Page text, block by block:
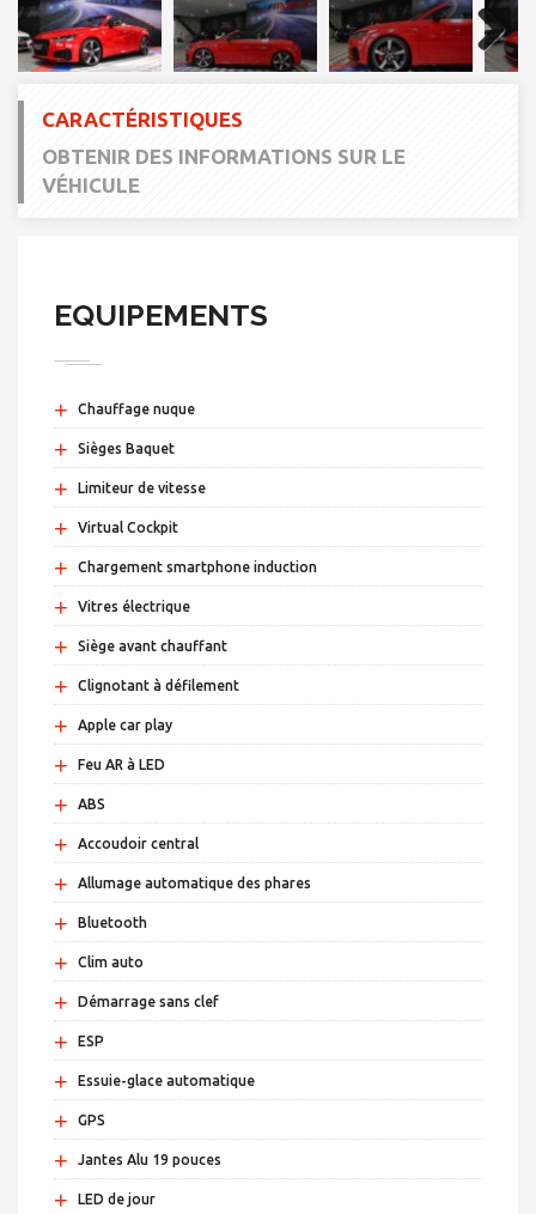
Next
CARACTÉRISTIQUES
OBTENIR DES INFORMATIONS SUR LE
VÉHICULE
EQUIPEMENTS
+ Chauffage nuque
+ Sièges Baquet
+ Limiteur de vitesse
+ Virtual Cockpit
+ Chargement smartphone induction
+ Vitres électrique
+ Siège avant chauffant
+ Clignotant à défilement
+ Apple car play
+ Feu AR à LED
+ ABS
+ Accoudoir central
+ Allumage automatique des phares
+ Bluetooth
+ Clim auto
+ Démarrage sans clef
+ ESP
+ Essuie-glace automatique
+ GPS
+ Jantes Alu 19 pouces
+ LED de jour